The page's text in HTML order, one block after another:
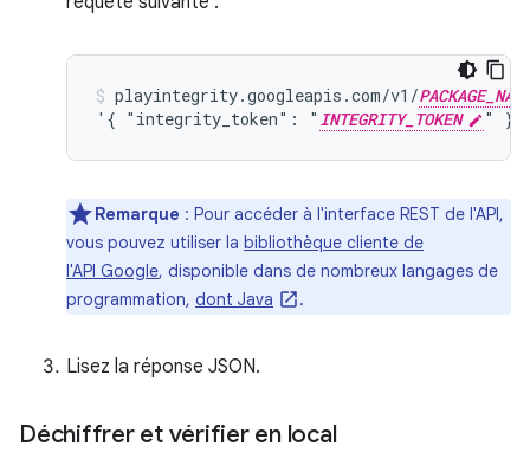
playintegrity.googleapis.com/v1/
'{ "integrity_token": " INTEGRITY_TOKEN " }'
Remarque : Pour accéder à l'interface REST de l'API,
vous pouvez utiliser la bibliothèque cliente de
l'API Google, disponible dans de nombreux langages de
programmation, dont Java .
Lisez la réponse JSON.
Déchiffrer et vérifier en local